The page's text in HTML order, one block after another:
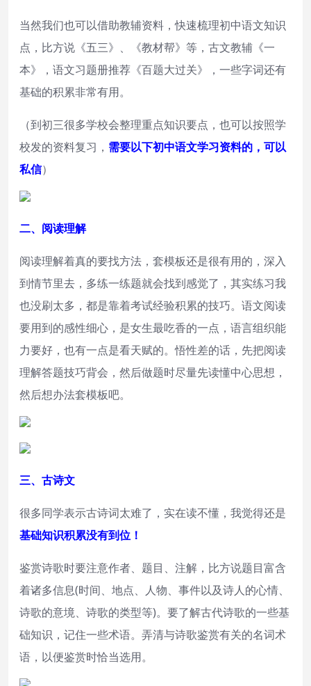
当然我们也可以借助教辅资料，快速梳理初中语文知识
点，比方说《五三》、《教材帮》等，古文教辅《一
本》，语文习题册推荐《百题大过关》，一些字词还有
基础的积累非常有用。
（到初三很多学校会整理重点知识要点，也可以按照学
校发的资料复习， 需要以下初中语文学习资料的，可以
私信）
二、阅读理解
阅读理解着真的要找方法，套模板还是很有用的，深入
到情节里去，多练一练题就会找到感觉了，其实练习我
也没刷太多，都是靠着考试经验积累的技巧。语文阅读
要用到的感性细心，是女生最吃香的一点，语言组织能
力要好，也有一点是看天赋的。悟性差的话，先把阅读
理解答题技巧背会，然后做题时尽量先读懂中心思想，
然后想办法套模板吧。
三、古诗文
很多同学表示古诗词太难了，实在读不懂，我觉得还是
基础知识积累没有到位！
鉴赏诗歌时要注意作者、题目、注解，比方说题目富含
着诸多信息(时间、地点、人物、事件以及诗人的心情、
诗歌的意境、诗歌的类型等)。要了解古代诗歌的一些基
础知识，记住一些术语。弄清与诗歌鉴赏有关的名词术
语，以便鉴赏时恰当选用。